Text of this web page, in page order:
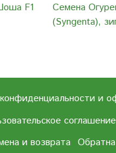
F1
Семена
(Syngenta),
и
соглашение
и возврата